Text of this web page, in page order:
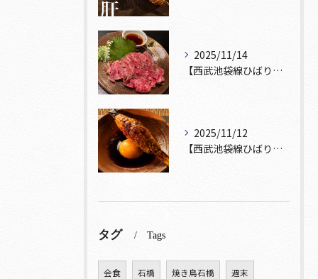
2025/11/14
【西武池袋線ひばりヶ丘駅】から徒歩5分🚶
2025/11/12
【西武池袋線ひばりヶ丘駅】から徒歩5分圏内🚶‍♀️！
タグ Tags
会食 石橋 焼き鳥石橋 週末